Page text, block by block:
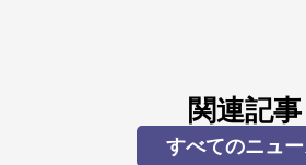
関連記事
すべてのニュ